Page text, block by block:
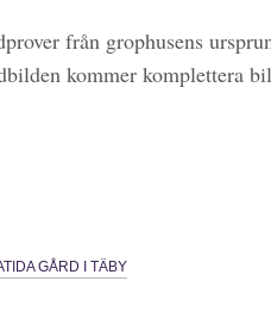
från grophusens
kommer komplettera
GÅRD I TÄBY